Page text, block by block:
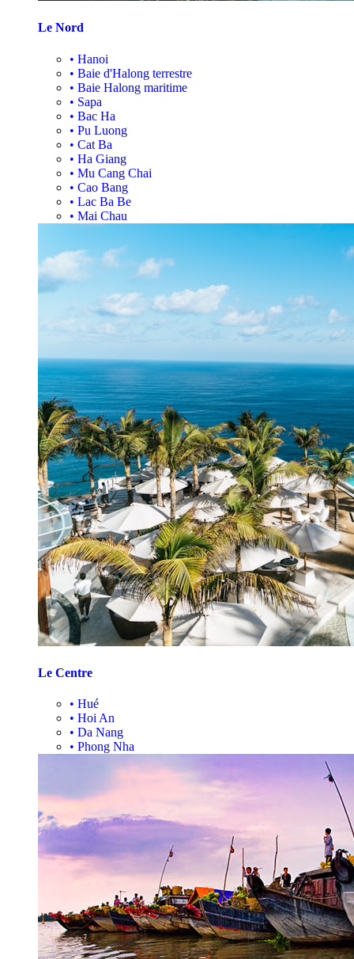
Le Nord
• Hanoi
• Baie d'Halong terrestre
• Baie Halong maritime
• Sapa
• Bac Ha
• Pu Luong
• Cat Ba
• Ha Giang
• Mu Cang Chai
• Cao Bang
• Lac Ba Be
• Mai Chau
Le Centre
• Hué
• Hoi An
• Da Nang
• Phong Nha